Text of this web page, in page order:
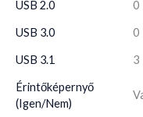
USB 2.0 0
USB 3.0 0
USB 3.1 3
Érintőképernyő
(Igen/Nem)